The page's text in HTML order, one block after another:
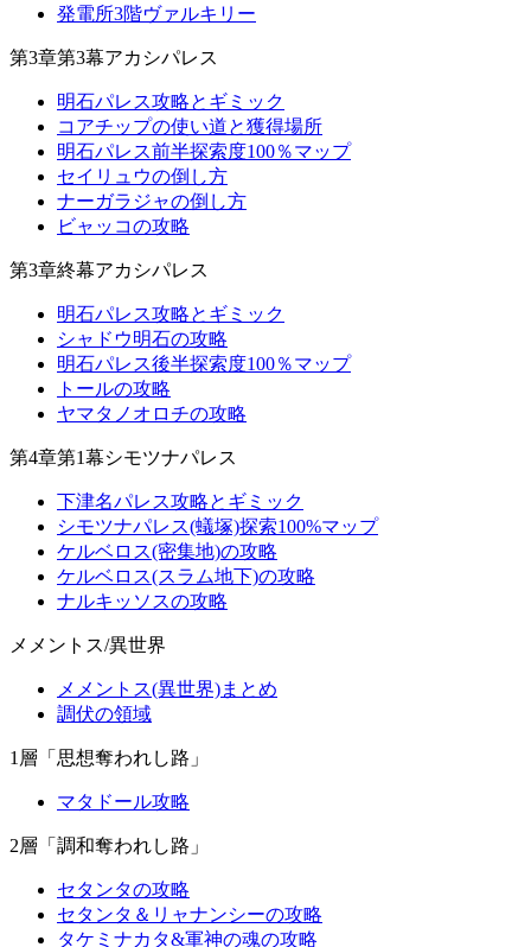
発電所3階ヴァルキリー
第3章第3幕アカシパレス
明石パレス攻略とギミック
コアチップの使い道と獲得場所
明石パレス前半探索度100％マップ
セイリュウの倒し方
ナーガラジャの倒し方
ビャッコの攻略
第3章終幕アカシパレス
明石パレス攻略とギミック
シャドウ明石の攻略
明石パレス後半探索度100％マップ
トールの攻略
ヤマタノオロチの攻略
第4章第1幕シモツナパレス
下津名パレス攻略とギミック
シモツナパレス(蟻塚)探索100%マップ
ケルベロス(密集地)の攻略
ケルベロス(スラム地下)の攻略
ナルキッソスの攻略
メメントス/異世界
メメントス(異世界)まとめ
調伏の領域
1層「思想奪われし路」
マタドール攻略
2層「調和奪われし路」
セタンタの攻略
セタンタ＆リャナンシーの攻略
タケミナカタ&軍神の魂の攻略